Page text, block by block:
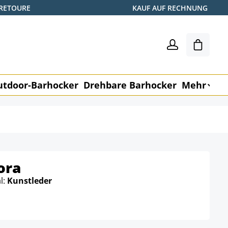
KAUF AUF RECHNUNG
Barhocker Drehbare Barhocker Mehr
Kunstleder